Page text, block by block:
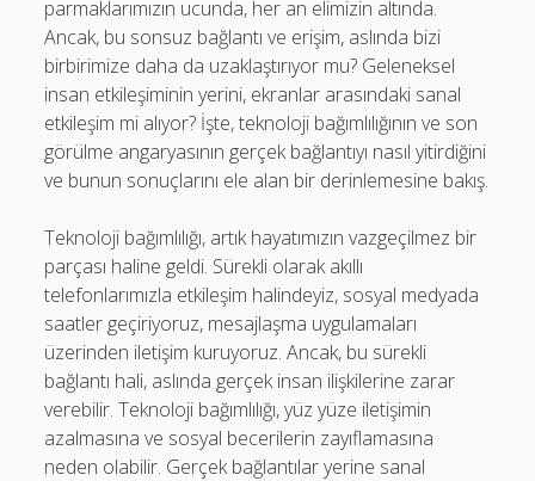
parmaklarımızın ucunda, her an elimizin altında.
Ancak, bu sonsuz bağlantı ve erişim, aslında bizi
birbirimize daha da uzaklaştırıyor mu? Geleneksel
insan etkileşiminin yerini, ekranlar arasındaki sanal
etkileşim mi alıyor? İşte, teknoloji bağımlılığının ve son
görülme angaryasının gerçek bağlantıyı nasıl yitirdiğini
ve bunun sonuçlarını ele alan bir derinlemesine bakış.
Teknoloji bağımlılığı, artık hayatımızın vazgeçilmez bir
parçası haline geldi. Sürekli olarak akıllı
telefonlarımızla etkileşim halindeyiz, sosyal medyada
saatler geçiriyoruz, mesajlaşma uygulamaları
üzerinden iletişim kuruyoruz. Ancak, bu sürekli
bağlantı hali, aslında gerçek insan ilişkilerine zarar
verebilir. Teknoloji bağımlılığı, yüz yüze iletişimin
azalmasına ve sosyal becerilerin zayıflamasına
neden olabilir. Gerçek bağlantılar yerine sanal